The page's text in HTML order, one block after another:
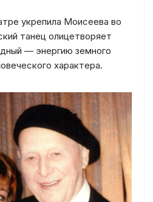
укрепила Моисеева во
танец олицетворяет
— энергию земного
характера.